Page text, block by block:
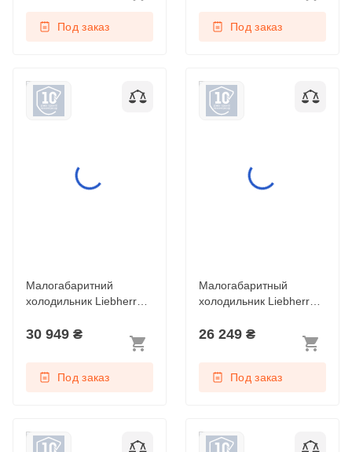
Под заказ Под заказ
Малогабаритний
холодильник Liebherr
Малогабаритний
холодильник Liebherr
30 949 ₴
Под заказ
Малогабаритный
холодильник Liebherr
Малогабаритный
холодильник Liebherr
26 249 ₴
Под заказ
Малогабаритный
Малогабаритный